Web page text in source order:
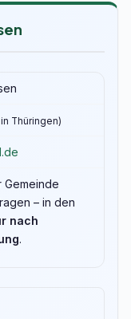
Thüringen)
– in den
nach
.